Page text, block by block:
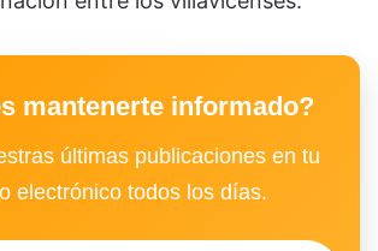
mantenerte informado?
últimas publicaciones en tu
electrónico todos los días.